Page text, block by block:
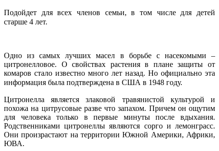
Подойдет для всех членов семьи, в том числе для детей
старше 4 лет.
Одно из самых лучших масел в борьбе с насекомыми –
цитронелловое. О свойствах растения в плане защиты от
комаров стало известно много лет назад. Но официально эта
информация была подтверждена в США в 1948 году.
Цитронелла является злаковой травянистой культурой и
похожа на цитрусовые разве что запахом. Причем он ощутим
для человека только в первые минуты после вдыхания.
Родственниками цитронеллы являются сорго и лемонграсс.
Они произрастают на территории Южной Америки, Африки,
ЮВА.